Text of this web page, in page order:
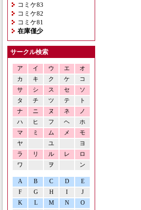
コミケ83
コミケ82
コミケ81
在庫僅少
サークル検索
ア イ ウ エ
オ
カ
キ ク ケ
コ
サ
シ ス セ
ソ
タ
チ ツ テ
ト
ナ
ニ ヌ ネ
ノ
ハ
ヒ フ ヘ
ホ
マ
ミ ム メ
モ
ヤ
ユ
ヨ
ラ
リ ル レ
ロ
ワ
ヲ ン
A B C D
E
F
G H I
J
K
L M N O